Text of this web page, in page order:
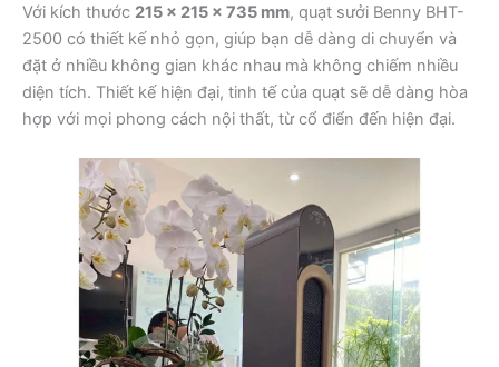
Với kích thước 215 x 215 x 735 mm, quạt sưởi Benny BHT-
2500 có thiết kế nhỏ gọn, giúp bạn dễ dàng di chuyển và
đặt ở nhiều không gian khác nhau mà không chiếm nhiều
diện tích. Thiết kế hiện đại, tinh tế của quạt sẽ dễ dàng hòa
hợp với mọi phong cách nội thất, từ cổ điển đến hiện đại.